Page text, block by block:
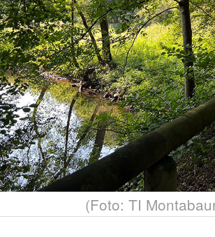
(Foto: TI